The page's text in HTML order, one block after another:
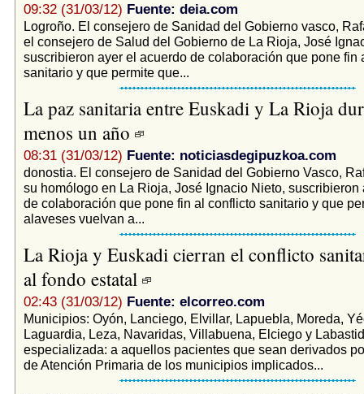
09:32 (31/03/12) Fuente: deia.com
Logroño. El consejero de Sanidad del Gobierno vasco,
el consejero de Salud del Gobierno de La Rioja, José
suscribieron ayer el acuerdo de colaboración que pone fin
sanitario y que permite que...
La paz sanitaria entre Euskadi y La Rioja
menos un año
08:31 (31/03/12) Fuente: noticiasdegipuzkoa.com
donostia. El consejero de Sanidad del Gobierno Vasco,
su homólogo en La Rioja, José Ignacio Nieto, suscribieron
de colaboración que pone fin al conflicto sanitario y que
alaveses vuelvan a...
La Rioja y Euskadi cierran el conflicto
al fondo estatal
02:43 (31/03/12) Fuente: elcorreo.com
Municipios: Oyón, Lanciego, Elvillar, Lapuebla, Moreda,
Laguardia, Leza, Navaridas, Villabuena, Elciego y
especializada: a aquellos pacientes que sean derivados
de Atención Primaria de los municipios implicados...